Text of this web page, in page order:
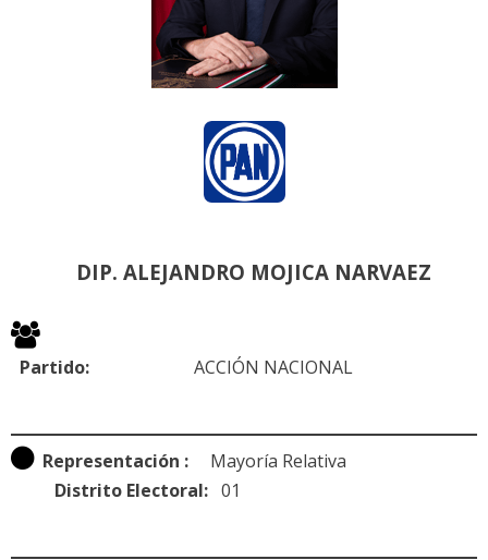
DIP. ALEJANDRO MOJICA NARVAEZ
Partido: ACCIÓN NACIONAL
Representación : Mayoría Relativa
Distrito Electoral: 01